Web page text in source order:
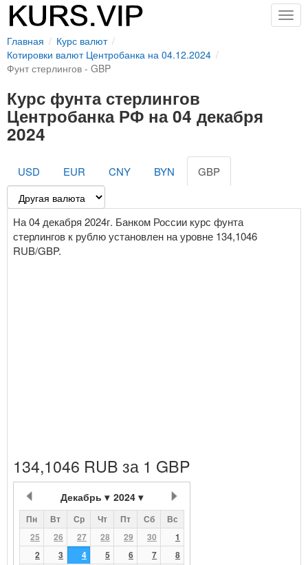
Главная
Курс валют
Котировки валют Центробанка на 04.12.2024
Фунт стерлингов - GBP
Курс фунта стерлингов
Центробанка РФ на 04 декабря
2024
USD EUR CNY BYN GBP
На 04 декабря 2024г. Банком России курс фунта
стерлингов к рублю установлен на уровне 134,1046
RUB/GBP.
134,1046 RUB за 1 GBP
Декабрь 2024
Пн Вт Ср Чт Пт Сб
Вс
25
26 27 28 29 30
1
2
3 4 5 6 7
8